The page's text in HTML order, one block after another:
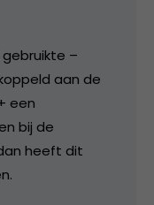
–
aan de
een
bij de
heeft dit